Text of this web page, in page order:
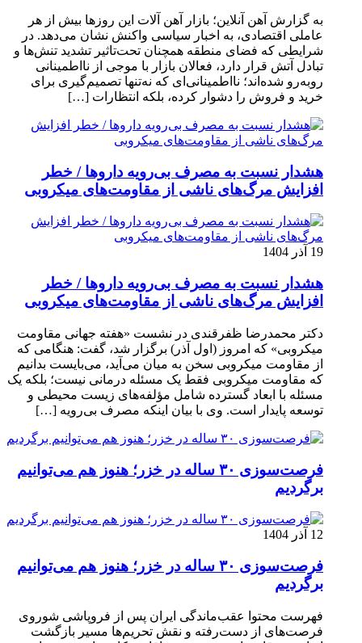
به گزارش آهن آنلاین؛ بازار آهن آلات این روزها بیش از هر
عاملی اقتصادی، به اخبار سیاسی واکنش نشان می‌دهد. در
شرایطی که فضای منطقه همچنان تحت‌تاثیر تشدید تنش‌ها و
تبادل آتش قرار دارد، فعالان بازار با موجی از نااطمینانی
روبه‌رو شده‌اند؛ نااطمینانی‌ای که نه‌تنها تصمیم‌گیری برای
خرید و فروش را دشوار کرده، بلکه انتظارات […]
هشدار نسبت به مصرف بی‌رویه داروها / خطر
افزایش مرگ‌های ناشی از مقاومت‌های میکروبی
19 آذر 1404
هشدار نسبت به مصرف بی‌رویه داروها / خطر
افزایش مرگ‌های ناشی از مقاومت‌های میکروبی
دکتر محمدرضا ظفرقندی در نشست «هفته جهانی مقاومت
میکروبی» که امروز (اول آذر) برگزار شد، گفت: هنگامی که
از مقاومت میکروبی سخن به میان می‌آید، می‌بایست بدانیم
که مقاومت میکروبی فقط یک مسئله درمانی نیست؛ بلکه یک
مسئله با ابعاد گسترده شامل مؤلفه‌های زیست محیطی و
توسعه پایدار است. وی با بیان اینکه مصرف بی‌رویه […]
فرصت‌سوزی ۳۰ ساله در خزر؛ هنوز هم می‌توانیم
برگردیم
12 آذر 1404
فرصت‌سوزی ۳۰ ساله در خزر؛ هنوز هم می‌توانیم
برگردیم
فهرست محتوا عقب‌ماندگی ایران پس از فروپاشی شوروی
فرصت‌های از دست‌رفته و نقش تحریم‌ها مسیر بازگشت